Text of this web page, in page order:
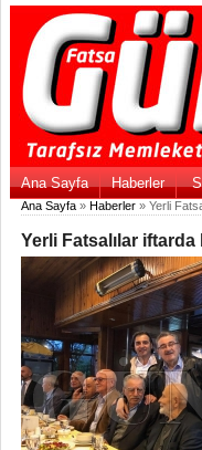
Ana Sayfa Haberler
Ana Sayfa » Haberler » Yerli
Yerli Fatsalılar